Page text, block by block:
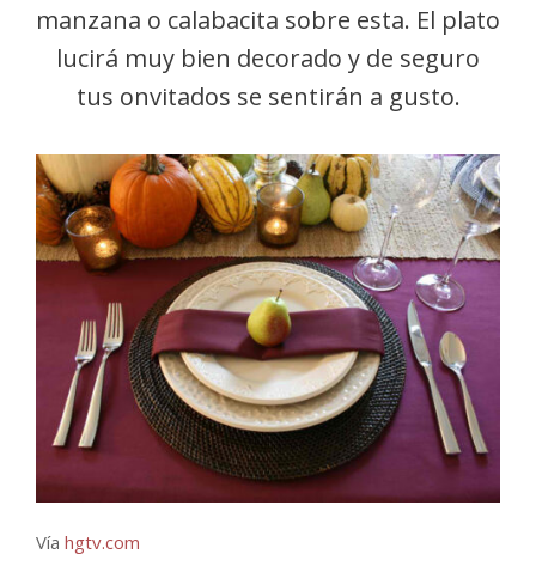
manzana o calabacita sobre esta. El plato
lucirá muy bien decorado y de seguro
tus onvitados se sentirán a gusto.
Vía hgtv.com